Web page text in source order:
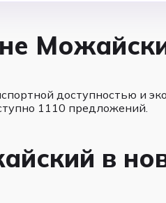
доступностью и
1110 предложений.
в